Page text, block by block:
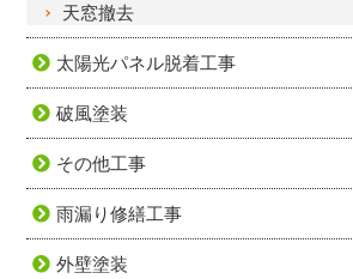
天窓撤去
太陽光パネル脱着工事
破風塗装
その他工事
雨漏り修繕工事
外壁塗装